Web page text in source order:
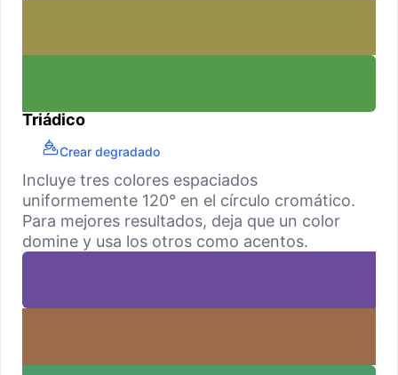
Triádico
Crear degradado
Incluye tres colores espaciados
uniformemente 120° en el círculo cromático.
Para mejores resultados, deja que un color
domine y usa los otros como acentos.